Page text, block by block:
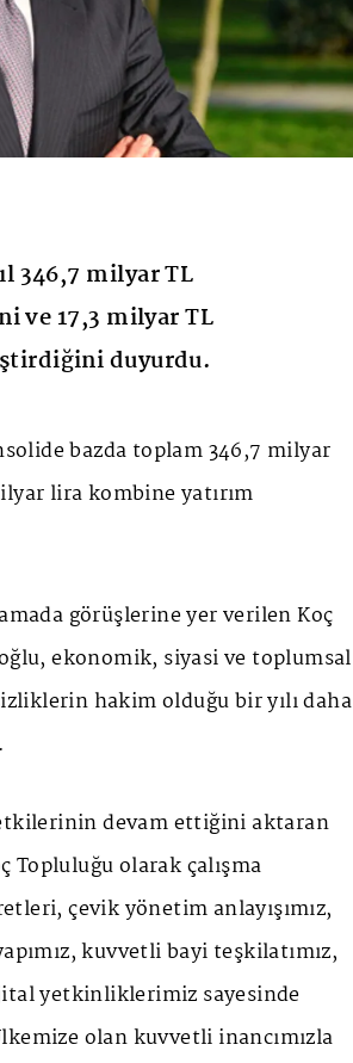
346,7 milyar TL
ve 17,3 milyar TL
duyurdu.
bazda toplam 346,7 milyar
lira kombine yatırım
görüşlerine yer verilen Koç
ekonomik, siyasi ve toplumsal
hakim olduğu bir yılı daha
devam ettiğini aktaran
Topluluğu olarak çalışma
çevik yönetim anlayışımız,
kuvvetli bayi teşkilatımız,
yetkinliklerimiz sayesinde
olan kuvvetli inancımızla